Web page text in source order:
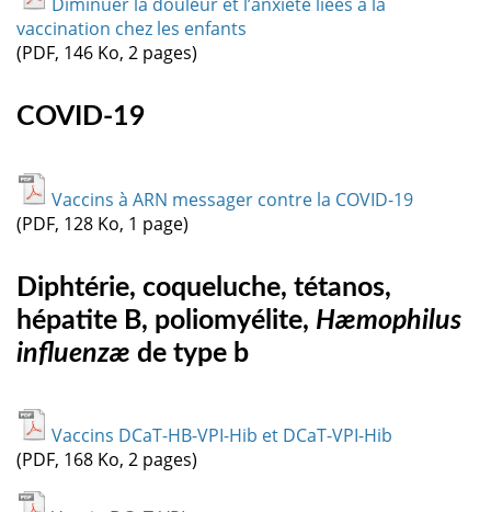
vaccination chez les enfants
(PDF, 146 Ko, 2 pages)
COVID-19
Vaccins à ARN messager contre la COVID-19
(PDF, 128 Ko, 1 page)
Diphtérie, coqueluche, tétanos,
hépatite B, poliomyélite, Hæmophilus
influenzæ de type b
Vaccins DCaT-HB-VPI-Hib et DCaT-VPI-Hib
(PDF, 168 Ko, 2 pages)